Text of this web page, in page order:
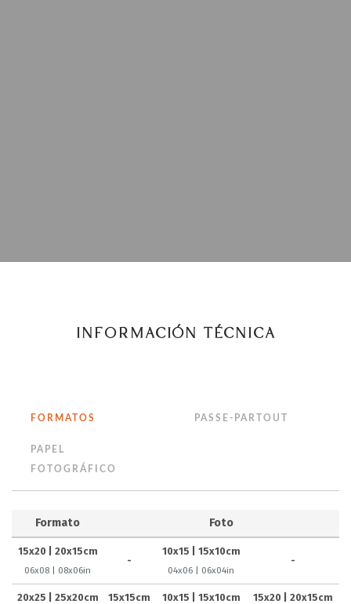
INFORMACIÓN TÉCNICA
FORMATOS PASSE-PARTOUT
PAPEL
FOTOGRÁFICO
Formato Foto
15x20 | 20x15cm
06x08 | 08x06in
-
10x15 | 15x10cm
04x06 | 06x04in
-
20x25 | 25x20cm 15x15cm 10x15 | 15x10cm 15x20 | 20x15cm